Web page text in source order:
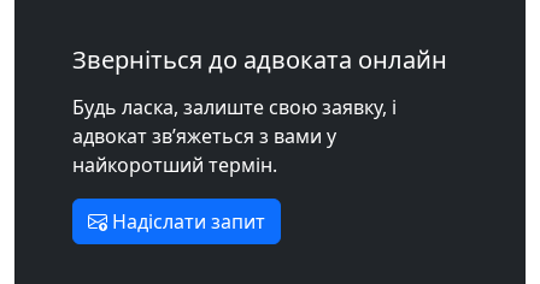
Зверніться до адвоката онлайн
Будь ласка, залиште свою заявку, і
адвокат зв’яжеться з вами у
найкоротший термін.
Надіслати запит